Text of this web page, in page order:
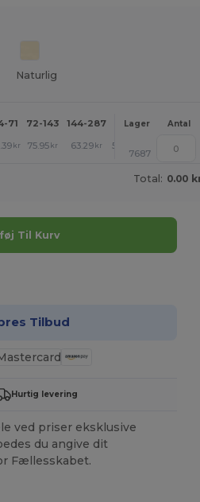
Naturlig
71 72-143 144-287 288 + Mere
Lager Antal
kr 75.95 kr 63.29 kr 54.85
7687
Total: 0.00
Til Kurv
Tilbud
Hurtig levering
ved priser eksklusive
du angive dit
Fællesskabet.